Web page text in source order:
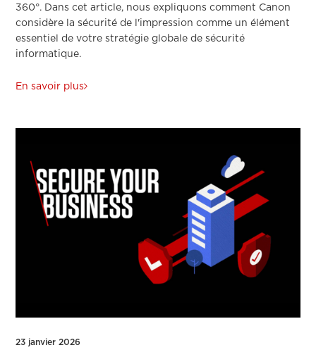
360°. Dans cet article, nous expliquons comment Canon
considère la sécurité de l'impression comme un élément
essentiel de votre stratégie globale de sécurité
informatique.
En savoir plus
23 janvier 2026